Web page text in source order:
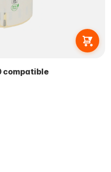
compatible